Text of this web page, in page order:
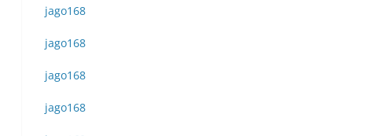
jago168
jago168
jago168
jago168